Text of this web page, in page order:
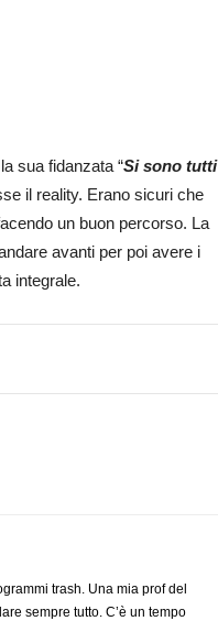
sua fidanzata “Si sono tutti
il reality. Erano sicuri che
un buon percorso. La
avanti per poi avere i
integrale.
trash. Una mia prof del
sempre tutto. C’è un tempo